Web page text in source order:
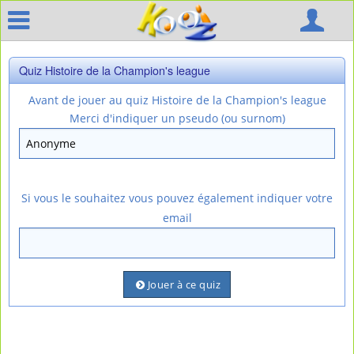
Quiz Histoire de la Champion's league
Avant de jouer au quiz Histoire de la Champion's league
Merci d'indiquer un pseudo (ou surnom)
Si vous le souhaitez vous pouvez également indiquer votre
email
Jouer à ce quiz